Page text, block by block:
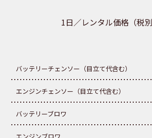
1日／レンタル価格（税別
バッテリーチェンソー（目立て代含む）
エンジンチェンソー（目立て代含む）
バッテリーブロワ